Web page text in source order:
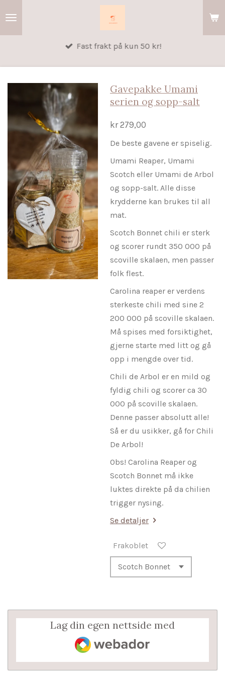
Fast frakt på kun 50 kr!
Gavepakke Umami
serien og sopp-salt
kr 279,00
De beste gavene er spiselig.
Umami Reaper, Umami
Scotch eller Umami de Arbol
og sopp-salt. Alle disse
krydderne kan brukes til all
mat.
Scotch Bonnet chili er sterk
og scorer rundt 350 000 på
scoville skalaen, men passer
folk flest.
Carolina reaper er verdens
sterkeste chili med sine 2
200 000 på scoville skalaen.
Må spises med forsiktighet,
gjerne starte med litt og gå
opp i mengde over tid.
Chili de Arbol er en mild og
fyldig chili og scorer ca 30
000 på scoville skalaen.
Denne passer absolutt alle!
Så er du usikker, gå for Chili
De Arbol!
Obs! Carolina Reaper og
Scotch Bonnet må ikke
luktes direkte på da chilien
trigger nysing.
Se detaljer
Frakoblet
Lag din egen nettside med
Webador